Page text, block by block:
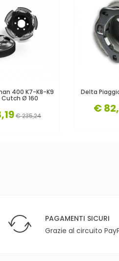
400 K7-K8-K9
Cutch Ø 160
€ 235,24
Delta
€
PAGAMENTI SICURI
Grazie al circuito